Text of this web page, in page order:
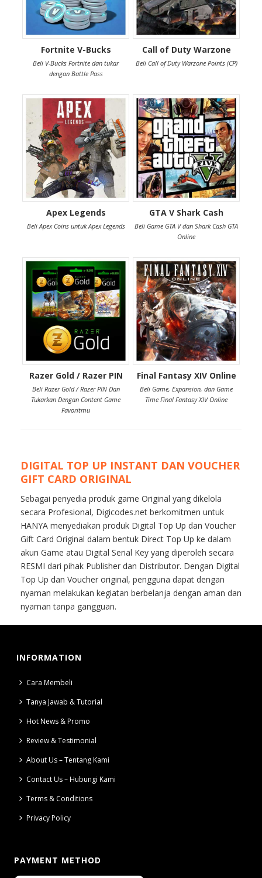
Fortnite V-Bucks
Beli V-Bucks Fortnite dan tukar
dengan Battle Pass
Call of Duty Warzone
Beli Call of Duty Warzone Points (CP)
Apex Legends
Beli Apex Coins untuk Apex Legends
GTA V Shark Cash
Beli Game GTA V dan Shark Cash GTA
Online
Razer Gold / Razer PIN
Beli Razer Gold / Razer PIN Dan
Tukarkan Dengan Content Game
Favoritmu
Final Fantasy XIV Online
Beli Game, Expansion, dan Game
Time Final Fantasy XIV Online
DIGITAL TOP UP INSTANT DAN VOUCHER
GIFT CARD ORIGINAL
Sebagai penyedia produk game Original yang dikelola
secara Profesional, Digicodes.net berkomitmen untuk
HANYA menyediakan produk Digital Top Up dan Voucher
Gift Card Original dalam bentuk Direct Top Up ke dalam
akun Game atau Digital Serial Key yang diperoleh secara
RESMI dari pihak Publisher dan Distributor. Dengan Digital
Top Up dan Voucher original, pengguna dapat dengan
nyaman melakukan kegiatan berbelanja dengan aman dan
nyaman tanpa gangguan.
INFORMATION
Cara Membeli
Tanya Jawab & Tutorial
Hot News & Promo
Review & Testimonial
About Us – Tentang Kami
Contact Us – Hubungi Kami
Terms & Conditions
Privacy Policy
PAYMENT METHOD